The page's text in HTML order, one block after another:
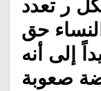
ر تعدد
حق
إلى أنه
صعوبة